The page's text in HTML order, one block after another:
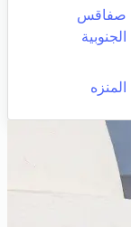
صفاقس
الجنوبية
المنزه